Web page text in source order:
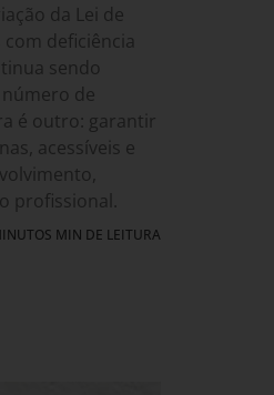
da Lei de
deficiência
sendo
de
é outro: garantir
acessíveis e
profissional.
MIN DE LEITURA